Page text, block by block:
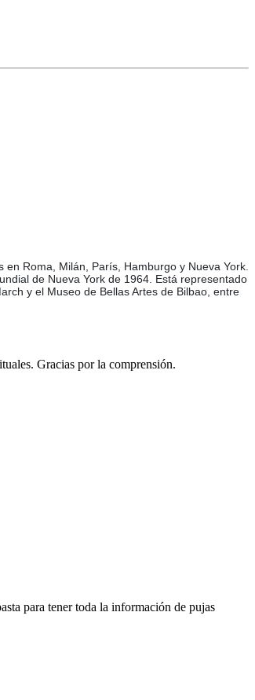
Roma, Milán, París, Hamburgo y Nueva York.
de Nueva York de 1964. Está representado
y el Museo de Bellas Artes de Bilbao, entre
Gracias por la comprensión.
para tener toda la información de pujas